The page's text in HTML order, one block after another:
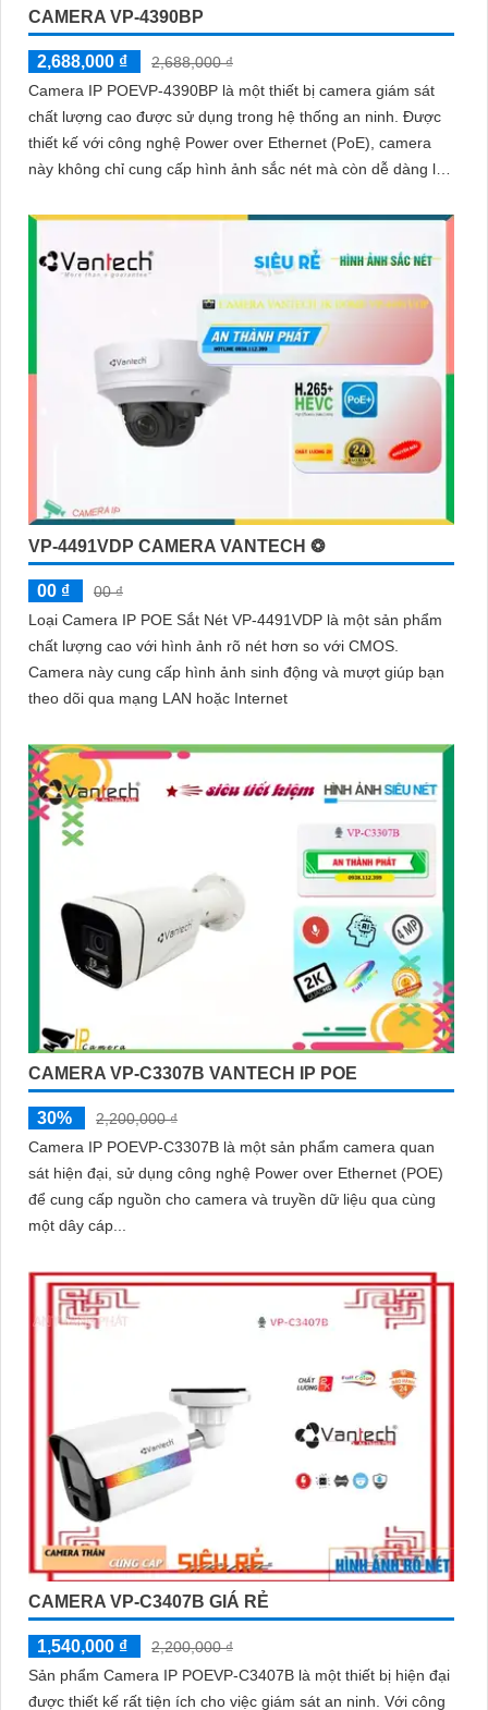
CAMERA VP-4390BP
2,688,000 ₫
2,688,000 ₫
Camera IP POEVP-4390BP là một thiết bị camera giám sát
chất lượng cao được sử dụng trong hệ thống an ninh. Được
thiết kế với công nghệ Power over Ethernet (PoE), camera
này không chỉ cung cấp hình ảnh sắc nét mà còn dễ dàng lắp
VP-4491VDP CAMERA VANTECH ❂
00 ₫
00 ₫
Loại Camera IP POE Sắt Nét VP-4491VDP là một sản phẩm
chất lượng cao với hình ảnh rõ nét hơn so với CMOS.
Camera này cung cấp hình ảnh sinh động và mượt giúp bạn
theo dõi qua mạng LAN hoặc Internet
CAMERA VP-C3307B VANTECH IP POE
30%
2,200,000 ₫
Camera IP POEVP-C3307B là một sản phẩm camera quan
sát hiện đại, sử dụng công nghệ Power over Ethernet (POE)
để cung cấp nguồn cho camera và truyền dữ liệu qua cùng
một dây cáp...
CAMERA VP-C3407B GIÁ RẺ
1,540,000 ₫
2,200,000 ₫
Sản phẩm Camera IP POEVP-C3407B là một thiết bị hiện đại
được thiết kế rất tiện ích cho việc giám sát an ninh. Với công